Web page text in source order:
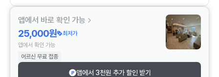
앱에서 바로 확인 가능
25,000원
최저가
앱에서 확인 가능
어르신 무료 접종
앱에서 3천원 추가 할인 받기